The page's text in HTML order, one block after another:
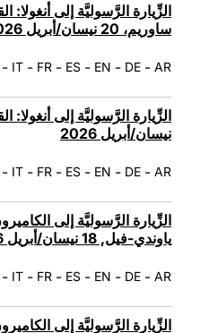
الزِّيارة الرَّسوليَّة إلى
ساوريم، 20 نيسان/أبريل 2026
AR
-
DE
-
EN
-
ES
-
FR
-
IT
-
نيسان/أبريل 2026
AR
-
DE
-
EN
-
ES
-
FR
-
IT
-
الزِّيارة الرَّسوليَّة إلى
ياوندي-فيل, 18 نيسان/أبريل 2026
AR
-
DE
-
EN
-
ES
-
FR
-
IT
-
الزِّيارة الرَّسوليَّة إلى